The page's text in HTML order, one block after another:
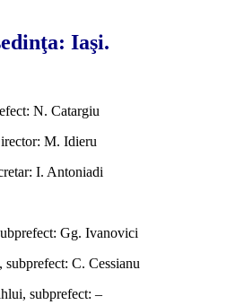
Iaşi.
N. Catargiu
M. Idieru
I. Antoniadi
Gg. Ivanovici
subprefect: C. Cessianu
subprefect: –